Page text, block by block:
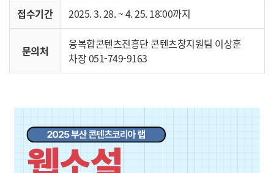
접수기간 2025. 3. 28. ~ 4. 25. 18:00까지
문의처
융복합콘텐츠진흥단 콘텐츠창지원팀 이상훈
차장 051-749-9163